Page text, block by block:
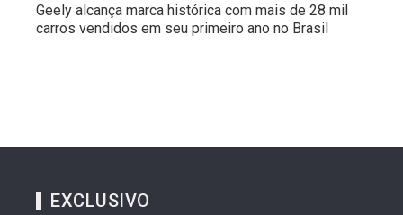
Geely alcança marca histórica com mais de 28 mil
carros vendidos em seu primeiro ano no Brasil
EXCLUSIVO